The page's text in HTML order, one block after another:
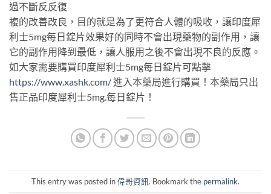
過不斷反反復
複的改善改良，目的就是為了更符合人體的吸收，讓印度犀
利士5mg每日錠片效果好的同時不會出現藥物的副作用，讓
它的副作用降到最低，讓人服用之後不會出現不良的反應。
如大家需要購買印度犀利士5mg每日錠片可點擊
https://www.xashk.com/進入本藥局進行購買！本藥局只出
售正品印度犀利士5mg.每日錠片！
This entry was posted in偉哥資訊. Bookmark the permalink.